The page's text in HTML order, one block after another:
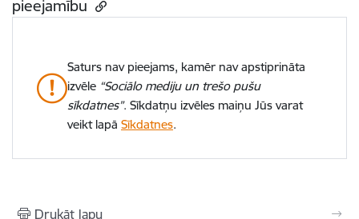
pieejamību
Saturs nav pieejams, kamēr nav apstiprināta
izvēle “Sociālo mediju un trešo pušu
sīkdatnes”. Sīkdatņu izvēles maiņu Jūs varat
veikt lapā Sīkdatnes.
Drukāt lapu